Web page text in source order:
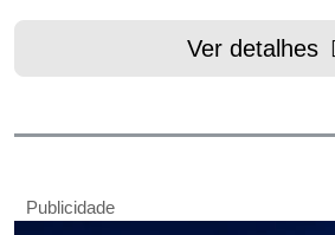
Ver detalhes
Publicidade